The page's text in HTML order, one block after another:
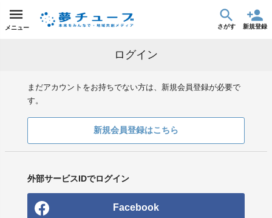
メニュー さがす 新規登録
ログイン
まだアカウントをお持ちでない方は、新規会員登録が必要で
す。
新規会員登録はこちら
外部サービスIDでログイン
Facebook